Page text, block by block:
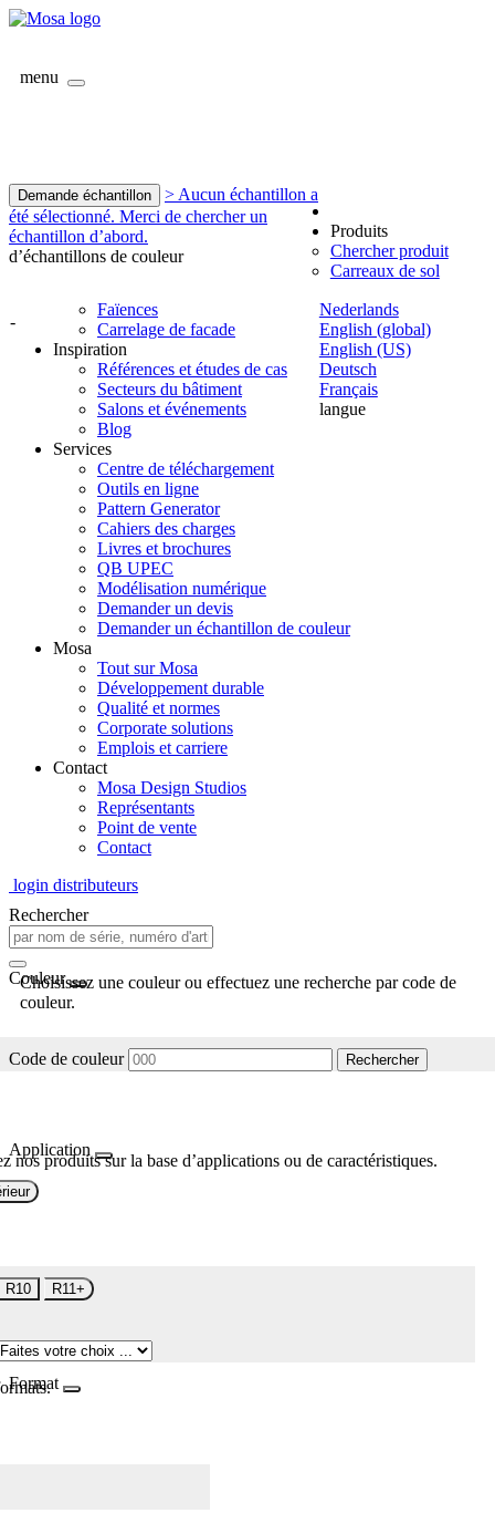
menu
Demande échantillon
> Aucun échantillon a
été sélectionné. Merci de chercher un
échantillon d’abord.
d’échantillons de couleur
-
Nederlands
English (global)
English (US)
Deutsch
Français
langue
Produits
Chercher produit
Carreaux de sol
Faïences
Carrelage de facade
Inspiration
Références et études de cas
Secteurs du bâtiment
Salons et événements
Blog
Services
Centre de téléchargement
Outils en ligne
Pattern Generator
Cahiers des charges
Livres et brochures
QB UPEC
Modélisation numérique
Demander un devis
Demander un échantillon de couleur
Mosa
Tout sur Mosa
Développement durable
Qualité et normes
Corporate solutions
Emplois et carriere
Contact
Mosa Design Studios
Représentants
Point de vente
Contact
login distributeurs
Rechercher
Couleur
Choisissez une couleur ou effectuez une recherche par code de
couleur.
Code de couleur Rechercher
Application
nos produits sur la base d’applications ou de caractéristiques.
R10 R11+
Format